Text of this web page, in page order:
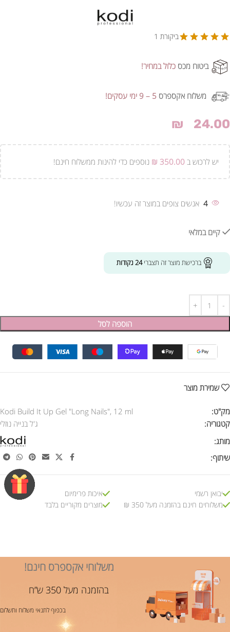
ביקורת 1
ביטוח מכס כלול במחיר!
משלוח אקספרס 5 – 9 ימי עסקים!
₪ 24.00
יש לרכוש ב ₪ 350.00 נוספים כדי להינות ממשלוח חינם!
4 אנשים צופים במוצר זה עכשיו!
קיים במלאי
ברכישת מוצר זה תצברי24 נקודות
הוספה לסל
שמירת מוצר
מק"ט:
Kodi Build It Up Gel "Long Nails", 12 ml
קטגוריה:
ג'ל בנייה נוזלי
מותג:
שיתוף:
יבואן רשמי
משלוחים חינם בהזמנה מעל 350 ₪
איכות פרימיום
מוצרים מקוריים בלבד
משלוחי אקספרס חינם!
בהזמנה מעל 350 ש”ח
בכפוף לתנאי משלוח ותשלום